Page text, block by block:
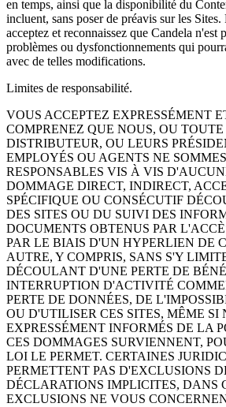
en temps, ainsi que la disponibilité du
incluent, sans poser de préavis sur les Sites.
acceptez et reconnaissez que Candela n'est
problèmes ou dysfonctionnements qui
avec de telles modifications.
Limites de responsabilité.
VOUS ACCEPTEZ EXPRESSÉMENT
COMPRENEZ QUE NOUS, OU
DISTRIBUTEUR, OU LEURS
EMPLOYÉS OU AGENTS NE
RESPONSABLES VIS À VIS
DOMMAGE DIRECT, INDIRECT,
SPÉCIFIQUE OU CONSÉCUTIF
DES SITES OU DU SUIVI DES
DOCUMENTS OBTENUS PAR
PAR LE BIAIS D'UN HYPERLIEN DE
AUTRE, Y COMPRIS, SANS S'Y
DÉCOULANT D'UNE PERTE DE
INTERRUPTION D'ACTIVITÉ
PERTE DE DONNÉES, DE
OU D'UTILISER CES SITES, MÊME SI
EXPRESSÉMENT INFORMÉS DE LA
CES DOMMAGES SURVIENNENT,
LOI LE PERMET. CERTAINES
PERMETTENT PAS D'EXCLUSIONS
DÉCLARATIONS IMPLICITES, DANS
EXCLUSIONS NE VOUS